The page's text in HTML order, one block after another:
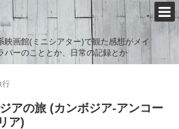
映画館(ミニシアター)で観た感想がメイ
パーのこととか、日常の記録とか
行
アの旅 (カンボジア-アンコー
ア)